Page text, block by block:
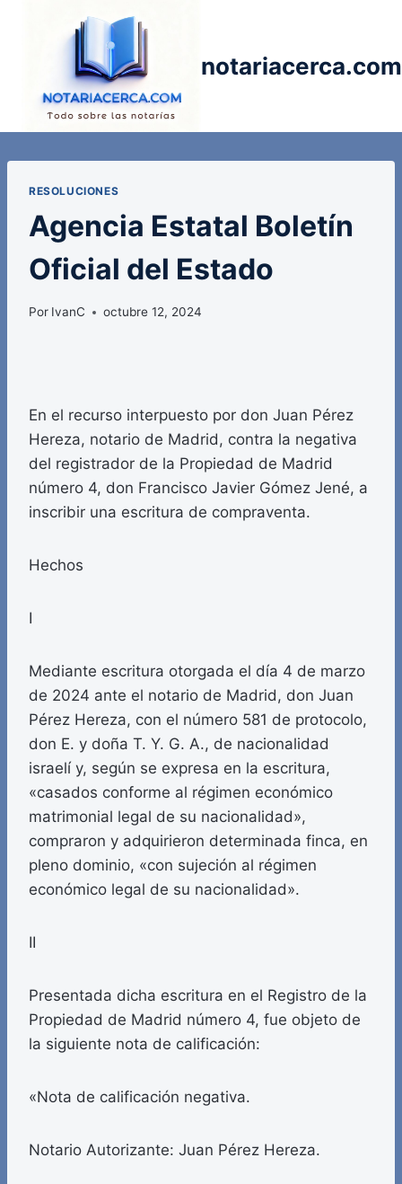
notariacerca.com
RESOLUCIONES
Agencia Estatal Boletín
Oficial del Estado
Por IvanC octubre 12, 2024
En el recurso interpuesto por don Juan Pérez
Hereza, notario de Madrid, contra la negativa
del registrador de la Propiedad de Madrid
número 4, don Francisco Javier Gómez Jené, a
inscribir una escritura de compraventa.
Hechos
I
Mediante escritura otorgada el día 4 de marzo
de 2024 ante el notario de Madrid, don Juan
Pérez Hereza, con el número 581 de protocolo,
don E. y doña T. Y. G. A., de nacionalidad
israelí y, según se expresa en la escritura,
«casados conforme al régimen económico
matrimonial legal de su nacionalidad»,
compraron y adquirieron determinada finca, en
pleno dominio, «con sujeción al régimen
económico legal de su nacionalidad».
II
Presentada dicha escritura en el Registro de la
Propiedad de Madrid número 4, fue objeto de
la siguiente nota de calificación:
«Nota de calificación negativa.
Notario Autorizante: Juan Pérez Hereza.